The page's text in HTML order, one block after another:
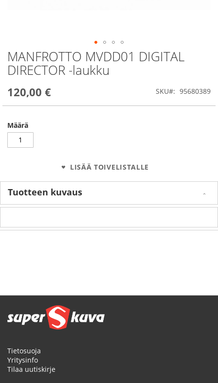
MANFROTTO MVDD01 DIGITAL
DIRECTOR -laukku
120,00 € SKU 95680389
Määrä
LISÄÄ TOIVELISTALLE
Skip
to
the
of
images
Tuotteen kuvaus
Tietosuoja
Yritysinfo
Tilaa uutiskirje